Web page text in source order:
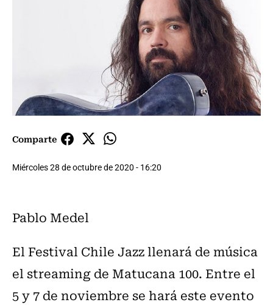
Comparte
Miércoles 28 de octubre de 2020 - 16:20
Pablo Medel
El Festival Chile Jazz llenará de música
el streaming de Matucana 100. Entre el
5 y 7 de noviembre se hará este evento